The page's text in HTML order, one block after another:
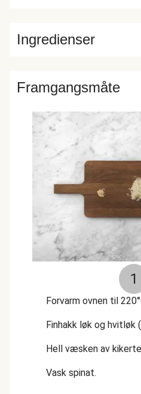
Ingredienser
Framgangsmåte
1
Forvarm ovnen til
Finhakk løk og hvitløk
Hell væsken av
Vask spinat.